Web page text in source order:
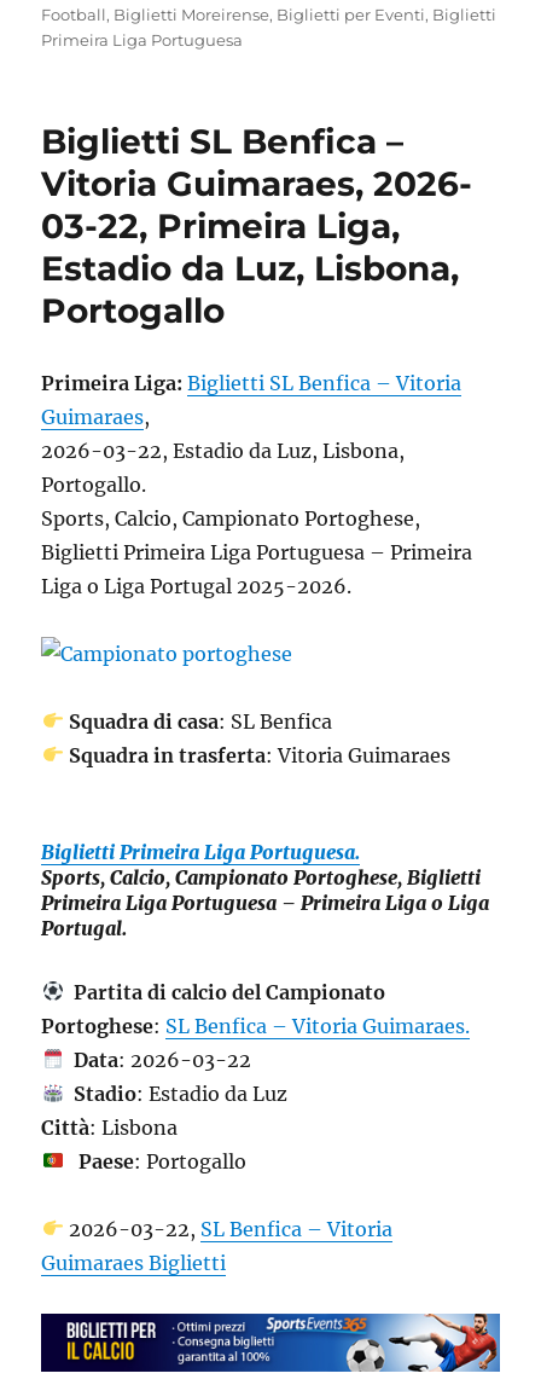
Football, Biglietti Moreirense, Biglietti per Eventi, Biglietti
Primeira Liga Portuguesa
Biglietti SL Benfica –
Vitoria Guimaraes, 2026-
03-22, Primeira Liga,
Estadio da Luz, Lisbona,
Portogallo
Primeira Liga:Biglietti SL Benfica – Vitoria
Guimaraes,
2026-03-22, Estadio da Luz, Lisbona,
Portogallo.
Sports, Calcio, Campionato Portoghese,
Biglietti Primeira Liga Portuguesa – Primeira
Liga o Liga Portugal 2025-2026.
Squadra di casa: SL Benfica
Squadra in trasferta: Vitoria Guimaraes
Biglietti Primeira Liga Portuguesa.
Sports, Calcio, Campionato Portoghese, Biglietti
Primeira Liga Portuguesa – Primeira Liga o Liga
Portugal.
Partita di calcio del Campionato
Portoghese: SL Benfica – Vitoria Guimaraes.
Data: 2026-03-22
Stadio: Estadio da Luz
Città: Lisbona
Paese: Portogallo
2026-03-22, SL Benfica – Vitoria
Guimaraes Biglietti